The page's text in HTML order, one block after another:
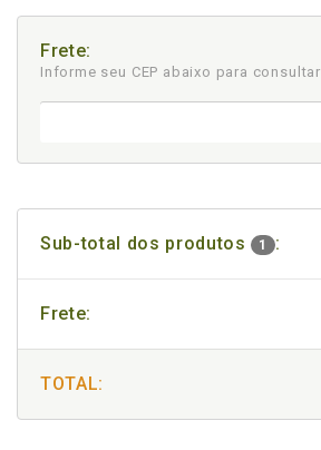
Frete:
Informe seu CEP abaixo para consultar
Sub-total dos produtos 1 :
Frete:
TOTAL: